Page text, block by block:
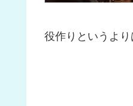
役作りというよ